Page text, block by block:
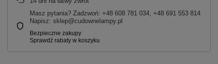
Masz pytania? Zadzwoń: +48 608 781 034, +48 691 553 814
Napisz: sklep@cudownelampy.pl